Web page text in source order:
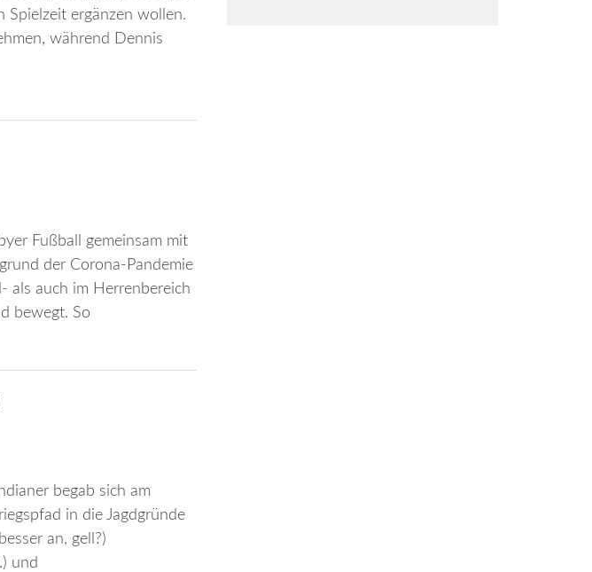
Spielzeit ergänzen wollen.
während Dennis
Fußball gemeinsam mit
der Corona-Pandemie
als auch im Herrenbereich
bewegt. So
begab sich am
in die Jagdgründe
an, gell?)
und